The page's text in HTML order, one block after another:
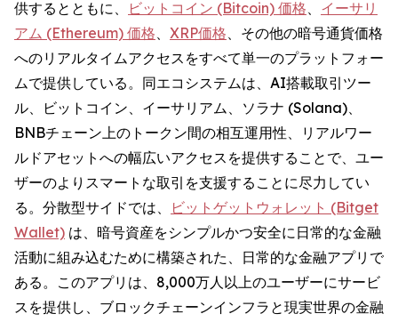
供するとともに、 ビットコイン (Bitcoin) 価格、 イーサリ
アム (Ethereum) 価格、 XRP価格、その他の暗号通貨価格
へのリアルタイムアクセスをすべて単一のプラットフォー
ムで提供している。同エコシステムは、AI搭載取引ツー
ル、ビットコイン、イーサリアム、ソラナ (Solana)、
BNBチェーン上のトークン間の相互運用性、リアルワー
ルドアセットへの幅広いアクセスを提供することで、ユー
ザーのよりスマートな取引を支援することに尽力してい
る。分散型サイドでは、
ビットゲットウォレット (Bitget
Wallet) は、暗号資産をシンプルかつ安全に日常的な金融
活動に組み込むために構築された、日常的な金融アプリで
ある。このアプリは、8,000万人以上のユーザーにサービ
スを提供し、ブロックチェーンインフラと現実世界の金融